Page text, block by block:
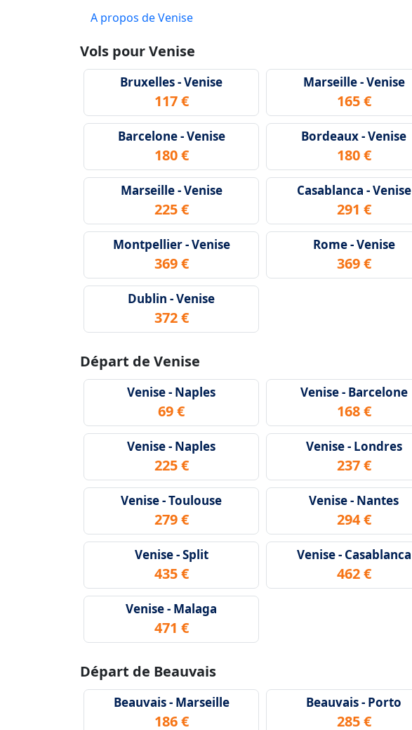
A propos de Venise
Vols pour Venise
Bruxelles - Venise
117 €
Marseille - Venise
165 €
Barcelone - Venise
180 €
Bordeaux - Venise
180 €
Marseille - Venise
225 €
Casablanca - Venise
291 €
Montpellier - Venise
369 €
Rome - Venise
369 €
Dublin - Venise
372 €
Départ de Venise
Venise - Naples
69 €
Venise - Barcelone
168 €
Venise - Naples
225 €
Venise - Londres
237 €
Venise - Toulouse
279 €
Venise - Nantes
294 €
Venise - Split
435 €
Venise - Casablanca
462 €
Venise - Malaga
471 €
Départ de Beauvais
Beauvais - Marseille
186 €
Beauvais - Porto
285 €